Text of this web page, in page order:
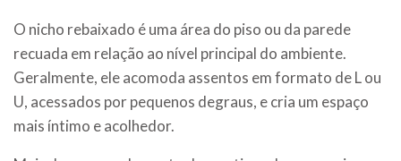
O nicho rebaixado é uma área do piso ou da parede
recuada em relação ao nível principal do ambiente.
Geralmente, ele acomoda assentos em formato de L ou
U, acessados por pequenos degraus, e cria um espaço
mais íntimo e acolhedor.